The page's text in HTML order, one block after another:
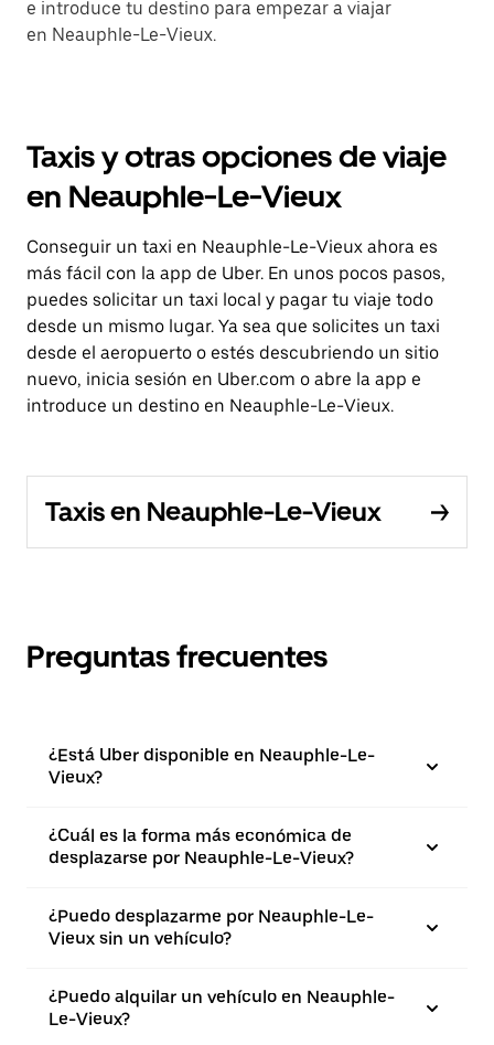
e introduce tu destino para empezar a viajar
en Neauphle-Le-Vieux.
Taxis y otras opciones de viaje
en Neauphle-Le-Vieux
Conseguir un taxi en Neauphle-Le-Vieux ahora es
más fácil con la app de Uber. En unos pocos pasos,
puedes solicitar un taxi local y pagar tu viaje todo
desde un mismo lugar. Ya sea que solicites un taxi
desde el aeropuerto o estés descubriendo un sitio
nuevo, inicia sesión en Uber.com o abre la app e
introduce un destino en Neauphle-Le-Vieux.
Taxis en Neauphle-Le-Vieux
Preguntas frecuentes
¿Está Uber disponible en Neauphle-Le-
Vieux?
¿Cuál es la forma más económica de
desplazarse por Neauphle-Le-Vieux?
¿Puedo desplazarme por Neauphle-Le-
Vieux sin un vehículo?
¿Puedo alquilar un vehículo en Neauphle-
Le-Vieux?